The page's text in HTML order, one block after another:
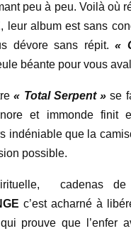
peu à peu. Voilà où
, leur album est sans
dévore sans répit.«
béante pour vous
« Total Serpent » se
et immonde finit
indéniable que la
possible.
cadenas de
c’est acharné à
prouve que l’enfer